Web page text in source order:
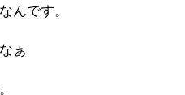
なんです。
ぁ